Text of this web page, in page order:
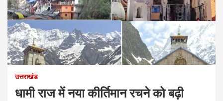
उत्तराखंड
धामी राज में नया कीर्तिमान रचने को बढ़ी